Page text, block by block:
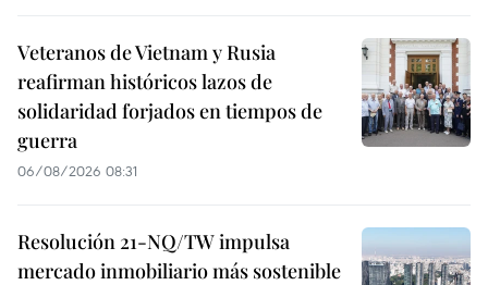
Veteranos de Vietnam y Rusia
reafirman históricos lazos de
solidaridad forjados en tiempos de
guerra
06/08/2026 08:31
Resolución 21-NQ/TW impulsa
mercado inmobiliario más sostenible